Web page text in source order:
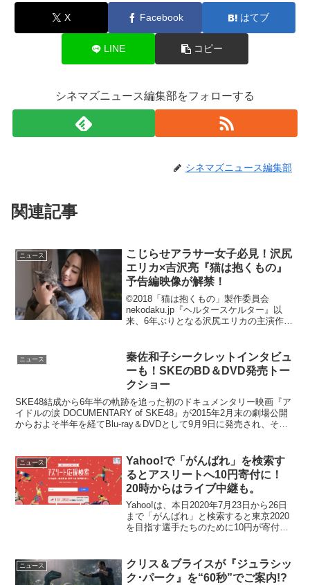
X Facebook はてブ
LINE コピー
シネマズニュース編集部をフォローする
シネマズニュース編集部
関連記事
ニュース
こじらせアラサー女子必見！沢尻
エリカ×吉沢亮『猫は抱くもの』
予告編映像が解禁！
©2018「猫は抱くもの」製作委員会
nekodaku.jp『ヘルタースケルター』以
来、6年ぶりとなる沢尻エリカの主演作
ず、投げやりな毎日に慣れてしまった“元
アイドル”...
ニュース
秦佐和子シークレットインタビュ
ーも！SKEのBD＆DVD発売トー
クショー
SKE48結成から6年半の軌跡を追った初のドキュメンタリー映画『ア
イドルの涙 DOCUMENTARY of SKE48』が2015年2月末の劇場公開
からおよそ半年を経てBlu-ray＆DVDとして9月9日に発売され、それ
ニュース
Yahoo!で「がんばれ」を検索す
るとアスリートへ10円寄付に！
20時からはライブ中継も。
Yahoo!は、本日2020年7月23日から26日
まで「がんばれ」と検索すると東京2020
を目指す選手たちのために10円が寄付で
れ」と検索すると、1人につき10円が東...
ニュース
クリス＆ブライスが『ジュラシッ
ク･パーク』を“60秒”でご案内!?